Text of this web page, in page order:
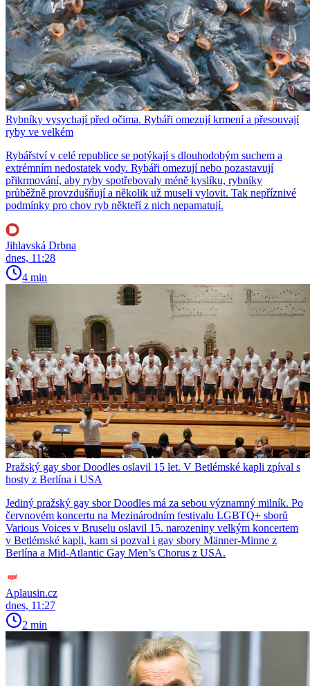
Rybníky vysychají před očima. Rybáři omezují krmení a přesouvají
ryby ve velkém
Rybářství v celé republice se potýkají s dlouhodobým suchem a
extrémním nedostatek vody. Rybáři omezují nebo pozastavují
přikrmování, aby ryby spotřebovaly méně kyslíku, rybníky
průběžně provzdušňují a několik už museli vylovit. Tak nepříznivé
podmínky pro chov ryb někteří z nich nepamatují.
Jihlavská Drbna
dnes, 11:28
4 min
Pražský gay sbor Doodles oslavil 15 let. V Betlémské kapli zpíval s
hosty z Berlína i USA
Jediný pražský gay sbor Doodles má za sebou významný milník. Po
červnovém koncertu na Mezinárodním festivalu LGBTQ+ sborů
Various Voices v Bruselu oslavil 15. narozeniny velkým koncertem
v Betlémské kapli, kam si pozval i gay sbory Männer-Minne z
Berlína a Mid-Atlantic Gay Men’s Chorus z USA.
Aplausin.cz
dnes, 11:27
2 min